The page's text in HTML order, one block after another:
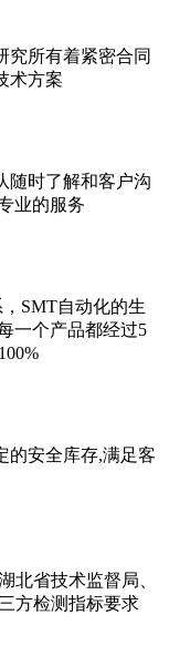
究所有着紧密合同
术方案
随时了解和客户沟
业的服务
SMT自动化的生
一个产品都经过5
的安全库存,满足客
北省技术监督局、
方检测指标要求